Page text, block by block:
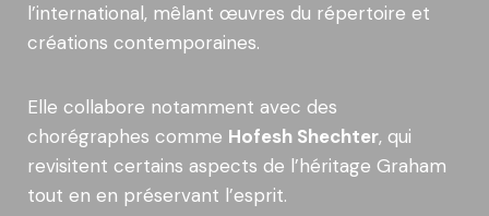
l’international, mêlant œuvres du répertoire et
créations contemporaines.
Elle collabore notamment avec des
chorégraphes comme Hofesh Shechter, qui
revisitent certains aspects de l’héritage Graham
tout en en préservant l’esprit.